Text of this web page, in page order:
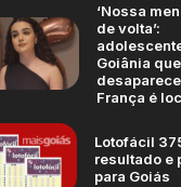
‘Nossa
de volta’:
Goiânia que
França é
Lotofácil
resultado e
para Goiás